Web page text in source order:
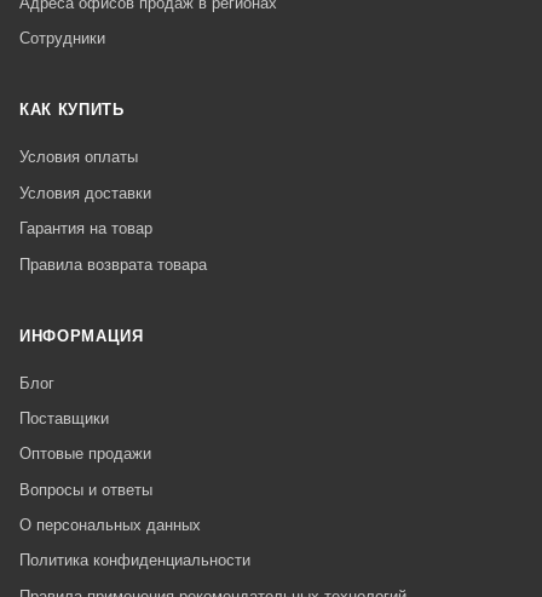
Сотрудники
КАК КУПИТЬ
Условия оплаты
Условия доставки
Гарантия на товар
Правила возврата товара
ИНФОРМАЦИЯ
Блог
Поставщики
Оптовые продажи
Вопросы и ответы
О персональных данных
Политика конфиденциальности